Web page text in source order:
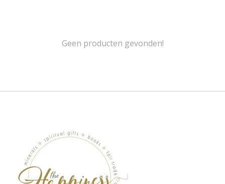
Geen producten gevonden!